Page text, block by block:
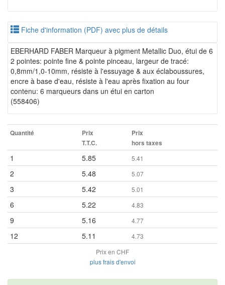
Fiche d'information (PDF) avec plus de détails
EBERHARD FABER Marqueur à pigment Metallic Duo, étui de 6
2 pointes: pointe fine & pointe pinceau, largeur de tracé:
0,8mm/1,0-10mm, résiste à l'essuyage & aux éclaboussures,
encre à base d'eau, résiste à l'eau après fixation au four
contenu: 6 marqueurs dans un étui en carton
(558406)
Quantité
Prix
T.T.C.
Prix
hors taxes
1 5.85 5.41
2 5.48 5.07
3 5.42 5.01
6 5.22 4.83
9 5.16 4.77
12 5.11
4.73
Prix en CHF
plus frais d'envoi